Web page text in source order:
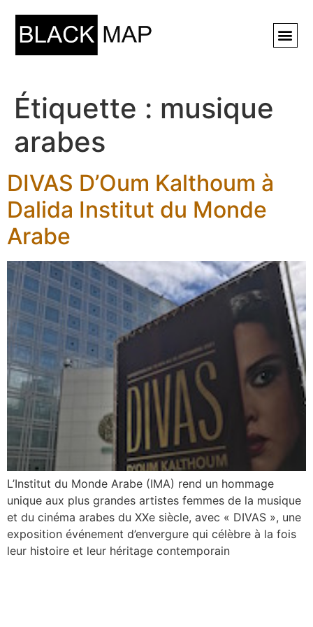
Étiquette : musique
arabes
DIVAS D’Oum Kalthoum à
Dalida Institut du Monde
Arabe
L’Institut du Monde Arabe (IMA) rend un hommage
unique aux plus grandes artistes femmes de la musique
et du cinéma arabes du XXe siècle, avec « DIVAS », une
exposition événement d’envergure qui célèbre à la fois
leur histoire et leur héritage contemporain